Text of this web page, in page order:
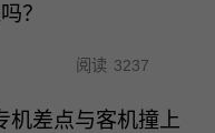
？
阅读 3237
机差点与客机撞上